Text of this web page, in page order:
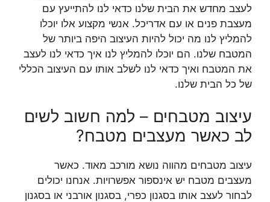
לעצב מחדש את הבית שלנו כדאי לנו להתייעץ עם
מעצבת פנים או עם אדריכל. אנשי מקצוע אלו יוכלו
להמליץ לנו מה יכול להיות העיצוב היפה ביותר של
המטבח שלנו. הם יוכלו להמליץ לנו איך כדאי לנו לעצב
את המטבח ואיך כדאי לנו לשלב אותו עם העיצוב הכללי
של כל הבית שלנו.
עיצוב מטבחים – למה חשוב לשים
לב כאשר מעצבים מטבח?
עיצוב מטבחים מהווה נושא מורכב מאוד. כאשר
מעצבים מטבח יש אינספור אפשרויות. אנחנו יכולים
לבחור לעצב אותו בסגנון כפרי, בסגנון אורבני או בסגנון